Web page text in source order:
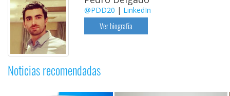
@PDD20 | LinkedIn
Ver biografía
Noticias recomendadas